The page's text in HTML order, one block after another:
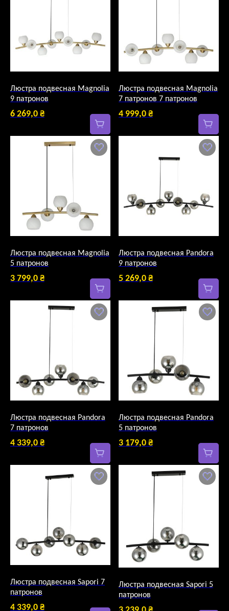
Люстра подвесная Magnolia
9 патронов
6 269,0 ₴
Люстра подвесная Magnolia
7 патронов 7 патронов
4 999,0 ₴
Люстра подвесная Magnolia
5 патронов
3 799,0 ₴
Люстра подвесная Pandora
9 патронов
5 269,0 ₴
Люстра подвесная Pandora
7 патронов
4 339,0 ₴
Люстра подвесная Pandora
5 патронов
3 179,0 ₴
Люстра подвесная Sapori 7
патронов
4 339,0 ₴
Люстра подвесная Sapori 5
патронов